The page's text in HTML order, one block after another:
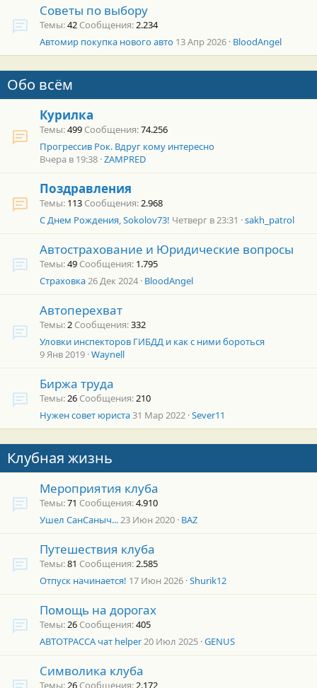
Советы по выбору
Темы 42 Сообщения 2.234
Автомир покупка нового авто 13 Апр 2026 BloodAngel
Обо всём
Курилка
Темы 499 Сообщения 74.256
Прогрессив Рок. Вдруг кому интересно
Вчера в 19:38 ZAMPRED
Поздравления
Темы 113 Сообщения 2.968
С Днем Рождения, Sokolov73! Четверг в 23:31 sakh_patrol
Автострахование и Юридические вопросы
Темы 49 Сообщения 1.795
Страховка26 Дек 2024 BloodAngel
Автоперехват
Темы 2 Сообщения 332
Уловки инспекторов ГИБДД и как с ними бороться
9 Янв 2019 Waynell
Биржа труда
Темы 26 Сообщения 210
Нужен совет юриста31 Мар 2022 Sever11
Клубная жизнь
Мероприятия клуба
Темы 71 Сообщения 4.910
Ушел СанСаныч...23 Июн 2020 BAZ
Путешествия клуба
Темы 81 Сообщения 2.585
Отпуск начинается! 17 Июн 2026 Shurik12
Помощь на дорогах
Темы 26 Сообщения 405
АВТОТРАССА чат helper20 Июл 2025 GENUS
Символика клуба
Темы 26 Сообщения 2.172